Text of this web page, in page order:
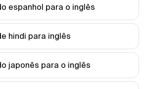
espanhol para o inglês
hindi para inglês
japonês para o inglês